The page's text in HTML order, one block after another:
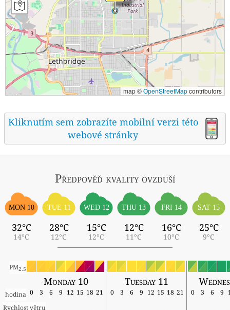
map ©OpenStreetMapcontributors
Kliknutím sem zobrazíte mobilní verzi této
webové stránky
Předpověď kvality ovzduší
MON 10
32°C
14°C
TUE 11
28°C
12°C
WED 12
15°C
12°C
THU 13
12°C
11°C
FRI 14
16°C
10°C
SAT 15
25°C
9°C
PM2.5
Monday 10 Tuesday 11
hodina 0 3 6 9 12 15 18 21 0 3 6 9 12 15 18 21 0 3 6 9
Rychlost větru